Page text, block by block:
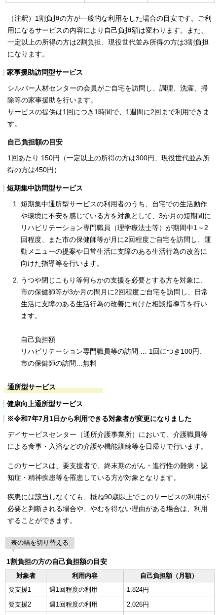
（注釈）1割負担の方が一般的な利用をした場合の目安です。ご利
用になるサービスの内容により自己負担額は変わります。また、
一定以上の所得の方は2割負担、現役世代並み所得の方は3割負担
になります。
家事援助訪問型サービス
シルバー人材センターの会員がご自宅を訪問し、調理、洗濯、掃
除等の家事援助を行います。
サービスの提供は1回につき1時間で、1週間に2回まで利用できま
す。
自己負担額の目安
1回あたり 150円（一定以上の所得の方は300円、現役世代並み所
得の方は450円）
短期集中訪問型サービス
短期集中通所型サービスの利用者のうち、自宅での生活動作
や環境に不安を感じている方を対象として、3か月の短期間に
リハビリテーション専門職員（理学療法士等）が期間中1～2
回程度、また市の保健師等が月に2回程度ご自宅を訪問し、運
動メニューの提案や日常生活に支障のある生活行為の改善に
向けた指導等を行います。
うつや閉じこもり等何らかの支援を必要とする方を対象に、
市の保健師等が3か月の間月に2回程度ご自宅を訪問し、日常
生活に支障のある生活行為の改善に向けた相談指導等を行い
ます。
自己負担額
リハビリテーション専門職員等の訪問 … 1回につき100円、
市の保健師の訪問…無料
通所型サービス
健康向上通所型サービス
※令和7年7月1日から利用できる対象者が変更になりました
デイサービスセンター（通所介護事業所）において、介護職員等
による食事・入浴などの介護や機能訓練等を日帰りで行います。
このサービスは、要支援者で、終末期のがん・進行性の難病・認
知症・精神疾患等を罹患している方が対象となります。
疾患には該当しなくても、概ね90歳以上でこのサービスの利用が
必要と判断される場合や、やむを得ない理由がある場合は、利用
することができます。
表の幅を切り替える
1割負担の方の自己負担額の目安
対象者
利用内容
自己負担額（月額）
要支援1
週1回程度の利用
1,824円
要支援2
週1回程度の利用 2,026円